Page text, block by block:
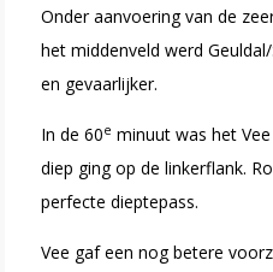
Onder aanvoering van de
het middenveld werd
en gevaarlijker.
In de 60e minuut was het
diep ging op de linkerflank.
perfecte dieptepass.
Vee gaf een nog betere